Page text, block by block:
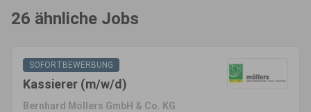
26 ähnliche Jobs
SOFORTBEWERBUNG
Kassierer (m/w/d)
Bernhard Möllers GmbH & Co. KG